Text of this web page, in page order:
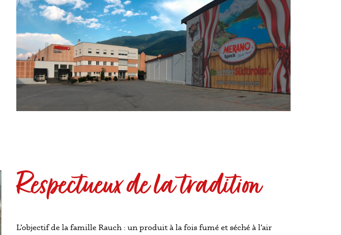
Respectueux de la tradition
L’objectif de la famille Rauch : un produit à la fois fumé et séché à l’air